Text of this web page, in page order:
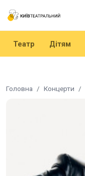
Театр Дітям
Головна Концерти